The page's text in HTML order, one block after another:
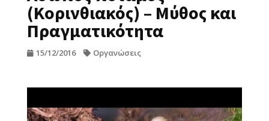
(Κορινθιακός) – Μύθος και
Πραγματικότητα
15/12/2016 Οργανώσεις